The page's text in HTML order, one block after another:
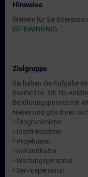
Hinweise
Weitere für Sie
(ST-BWINOND)
Zielgruppe
Sie haben die Aufgabe
bearbeiten. Ob Sie
Berührungspunkte mit
Neues und gibt Ihnen
• Programmierer
• Inbetriebsetzer
• Projektierer
• Instandhalter
• Wartungspersonal
• Servicepersonal